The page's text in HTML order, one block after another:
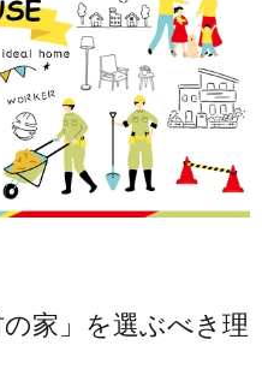
家」を選ぶべき理